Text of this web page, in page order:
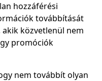
hozzáférési
továbbítását
közvetlenül nem
promóciók
nem továbbít olyan